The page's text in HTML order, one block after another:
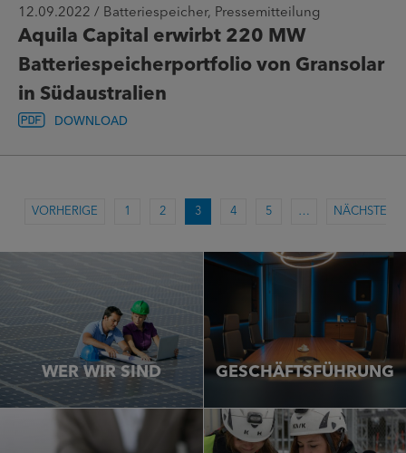
12.09.2022 / Batteriespeicher, Pressemitteilung
Aquila Capital erwirbt 220 MW
Batteriespeicherportfolio von Gransolar
in Südaustralien
DOWNLOAD
VORHERIGE 1 2 3 4 5 … NÄCHSTE
WER WIR SIND GESCHÄFTSFÜHRUNG